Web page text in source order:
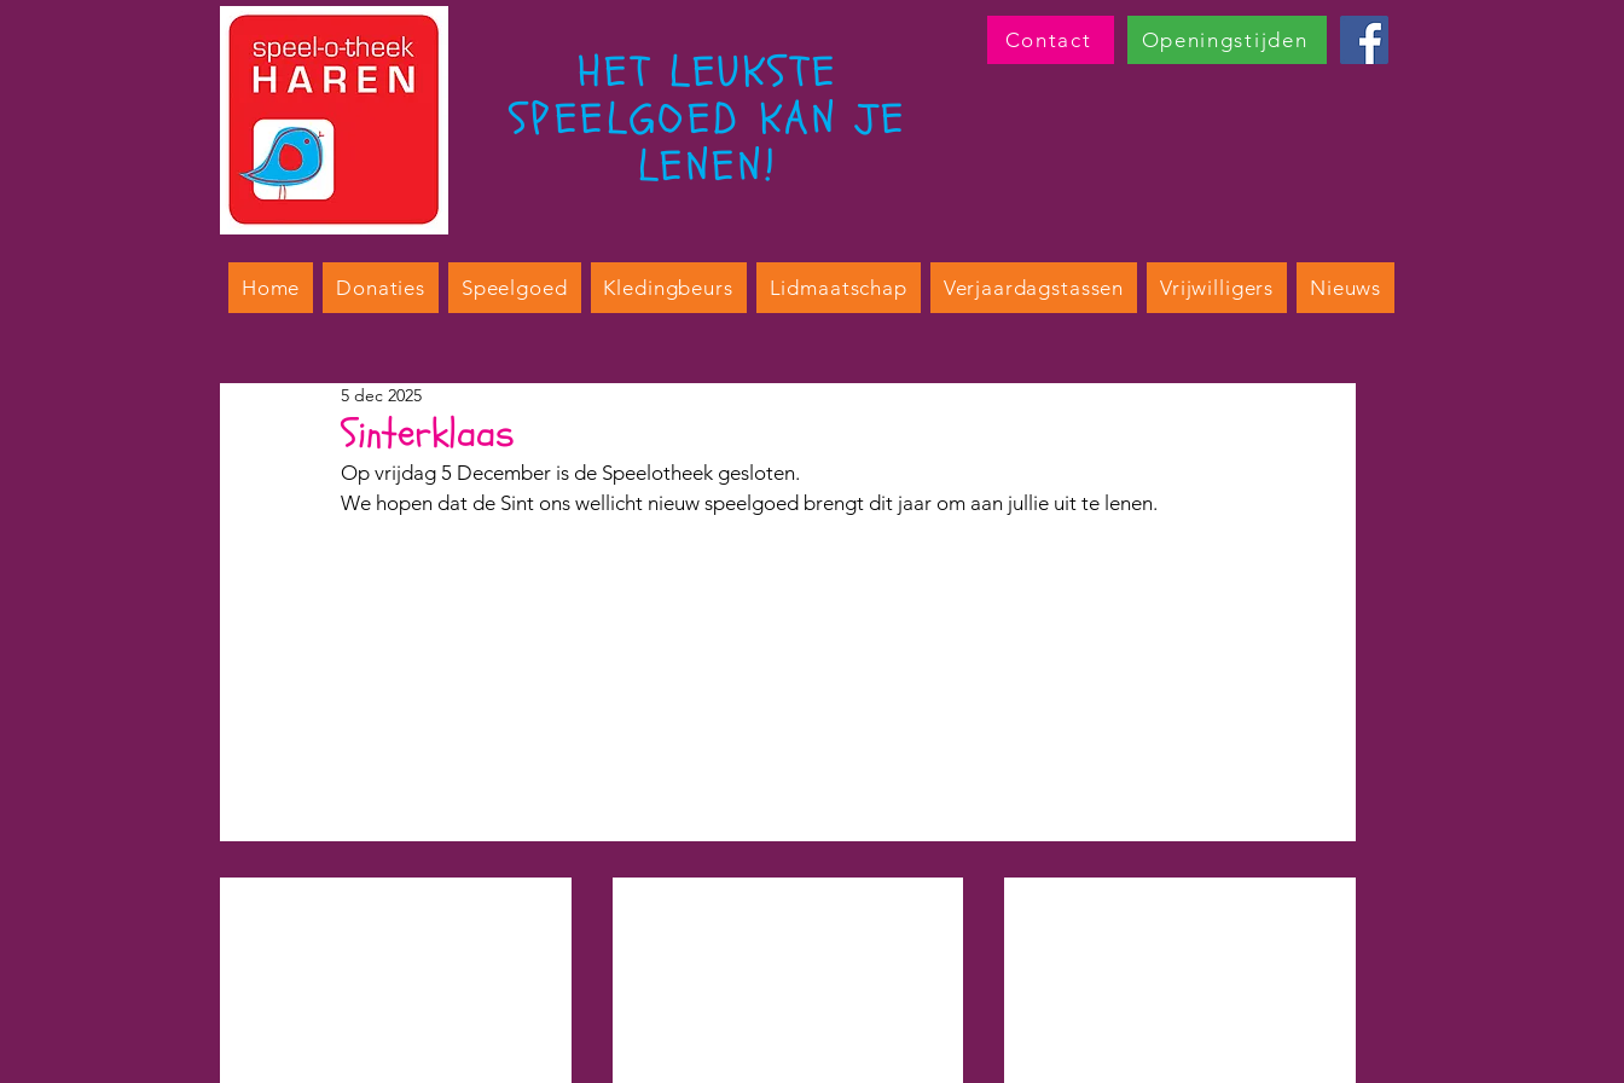
HET LEUKSTE
SPEELGOED KAN JE
LENEN!
Contact Openingstijden
Home Donaties Speelgoed Kledingbeurs Lidmaatschap Verjaardagstassen Vrijwilligers Nieuws
Sinterklaas
5 dec 2025
Op vrijdag 5 December is de Speelotheek gesloten.
We hopen dat de Sint ons wellicht nieuw speelgoed brengt dit jaar om aan jullie uit te lenen.